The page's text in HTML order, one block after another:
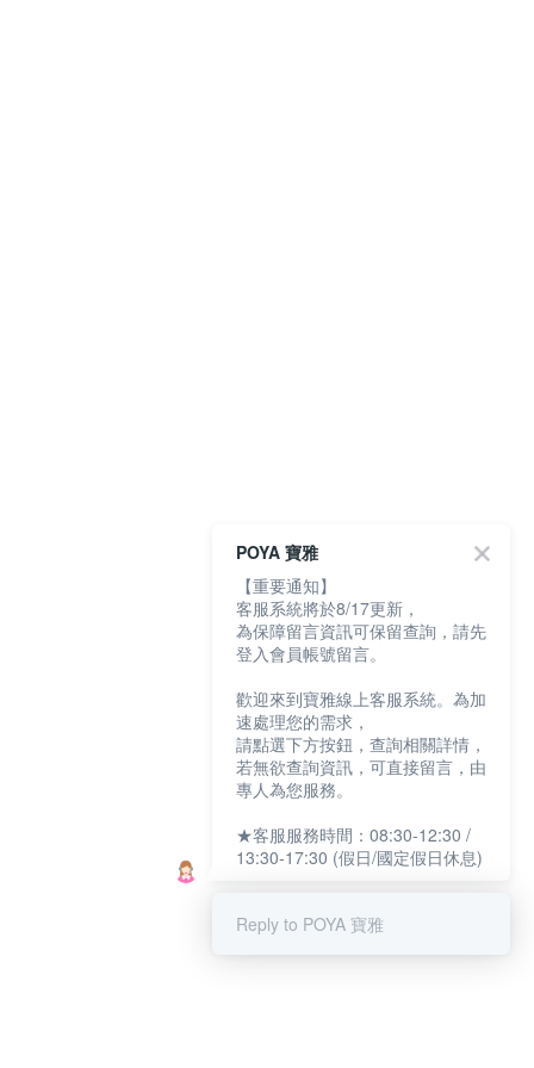
POYA 寶雅
【重要通知】
客服系統將於8/17更新，
為保障留言資訊可保留查詢，請先
登入會員帳號留言。
歡迎來到寶雅線上客服系統。為加
速處理您的需求，
請點選下方按鈕，查詢相關詳情，
若無欲查詢資訊，可直接留言，由
專人為您服務。
★客服服務時間：08:30-12:30 /
13:30-17:30 (假日/國定假日休息)
Reply to POYA 寶雅